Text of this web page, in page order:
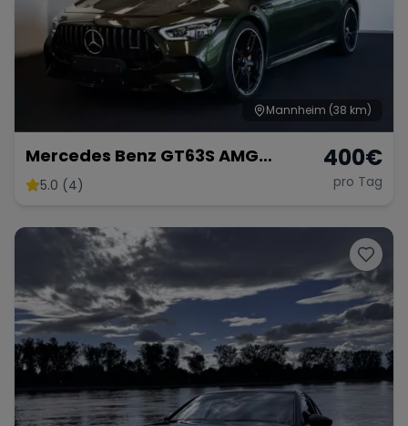
Mannheim (38 km)
Mercedes Benz GT63S AMG
FACELIFT
5.0 (4)
400€
pro Tag